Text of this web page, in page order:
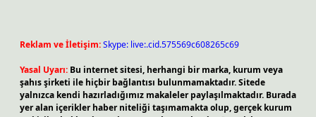
Reklam ve İletişim:Skype: live:.cid.575569c608265c69
Yasal Uyarı: Bu internet sitesi, herhangi bir marka, kurum veya
şahıs şirketi ile hiçbir bağlantısı bulunmamaktadır. Sitede
yalnızca kendi hazırladığımız makaleler paylaşılmaktadır. Burada
yer alan içerikler haber niteliği taşımamakta olup, gerçek kurum